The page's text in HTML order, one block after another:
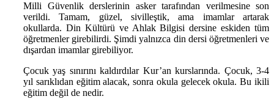
Milli Güvenlik derslerinin asker tarafından verilmesine son
verildi. Tamam, güzel, sivilleştik, ama imamlar artarak
okullarda. Din Kültürü ve Ahlak Bilgisi dersine eskiden tüm
öğretmenler girebilirdi. Şimdi yalnızca din dersi öğretmenleri ve
dışardan imamlar girebiliyor.
Çocuk yaş sınırını kaldırdılar Kur’an kurslarında. Çocuk, 3-4
yıl sarıklıdan eğitim alacak, sonra okula gelecek okula. Bu ikili
eğitim değil de nedir.